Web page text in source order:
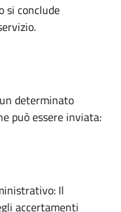
si conclude
determinato
può essere inviata:
Il
accertamenti